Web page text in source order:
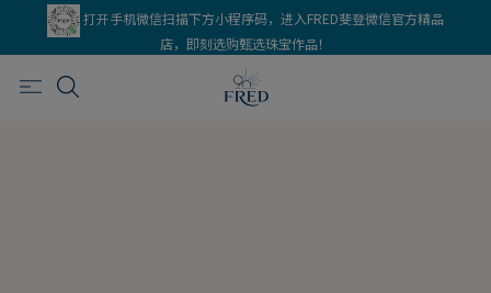
打开手机微信扫描下方小程序码，进入FRED斐登微信官方精品
店，即刻选购甄选珠宝作品！